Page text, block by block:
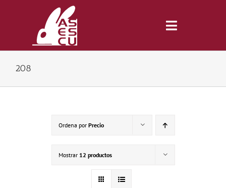
Toggle
Inicio
208
Ordena por Precio
Mostrar 12 productos